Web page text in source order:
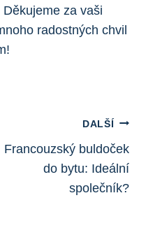
za vaši
radostných chvil
DALŠÍ
Francouzský buldoček
do bytu: Ideální
společník?